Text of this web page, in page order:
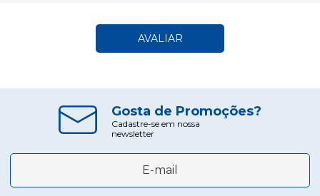
AVALIAR
Gosta de Promoções?
Cadastre-se em nossa
newsletter